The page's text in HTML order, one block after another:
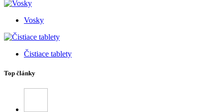
Vosky
Čistiace tablety
Top články